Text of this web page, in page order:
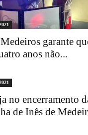
garante
anos não...
no encerramento
de Inês de